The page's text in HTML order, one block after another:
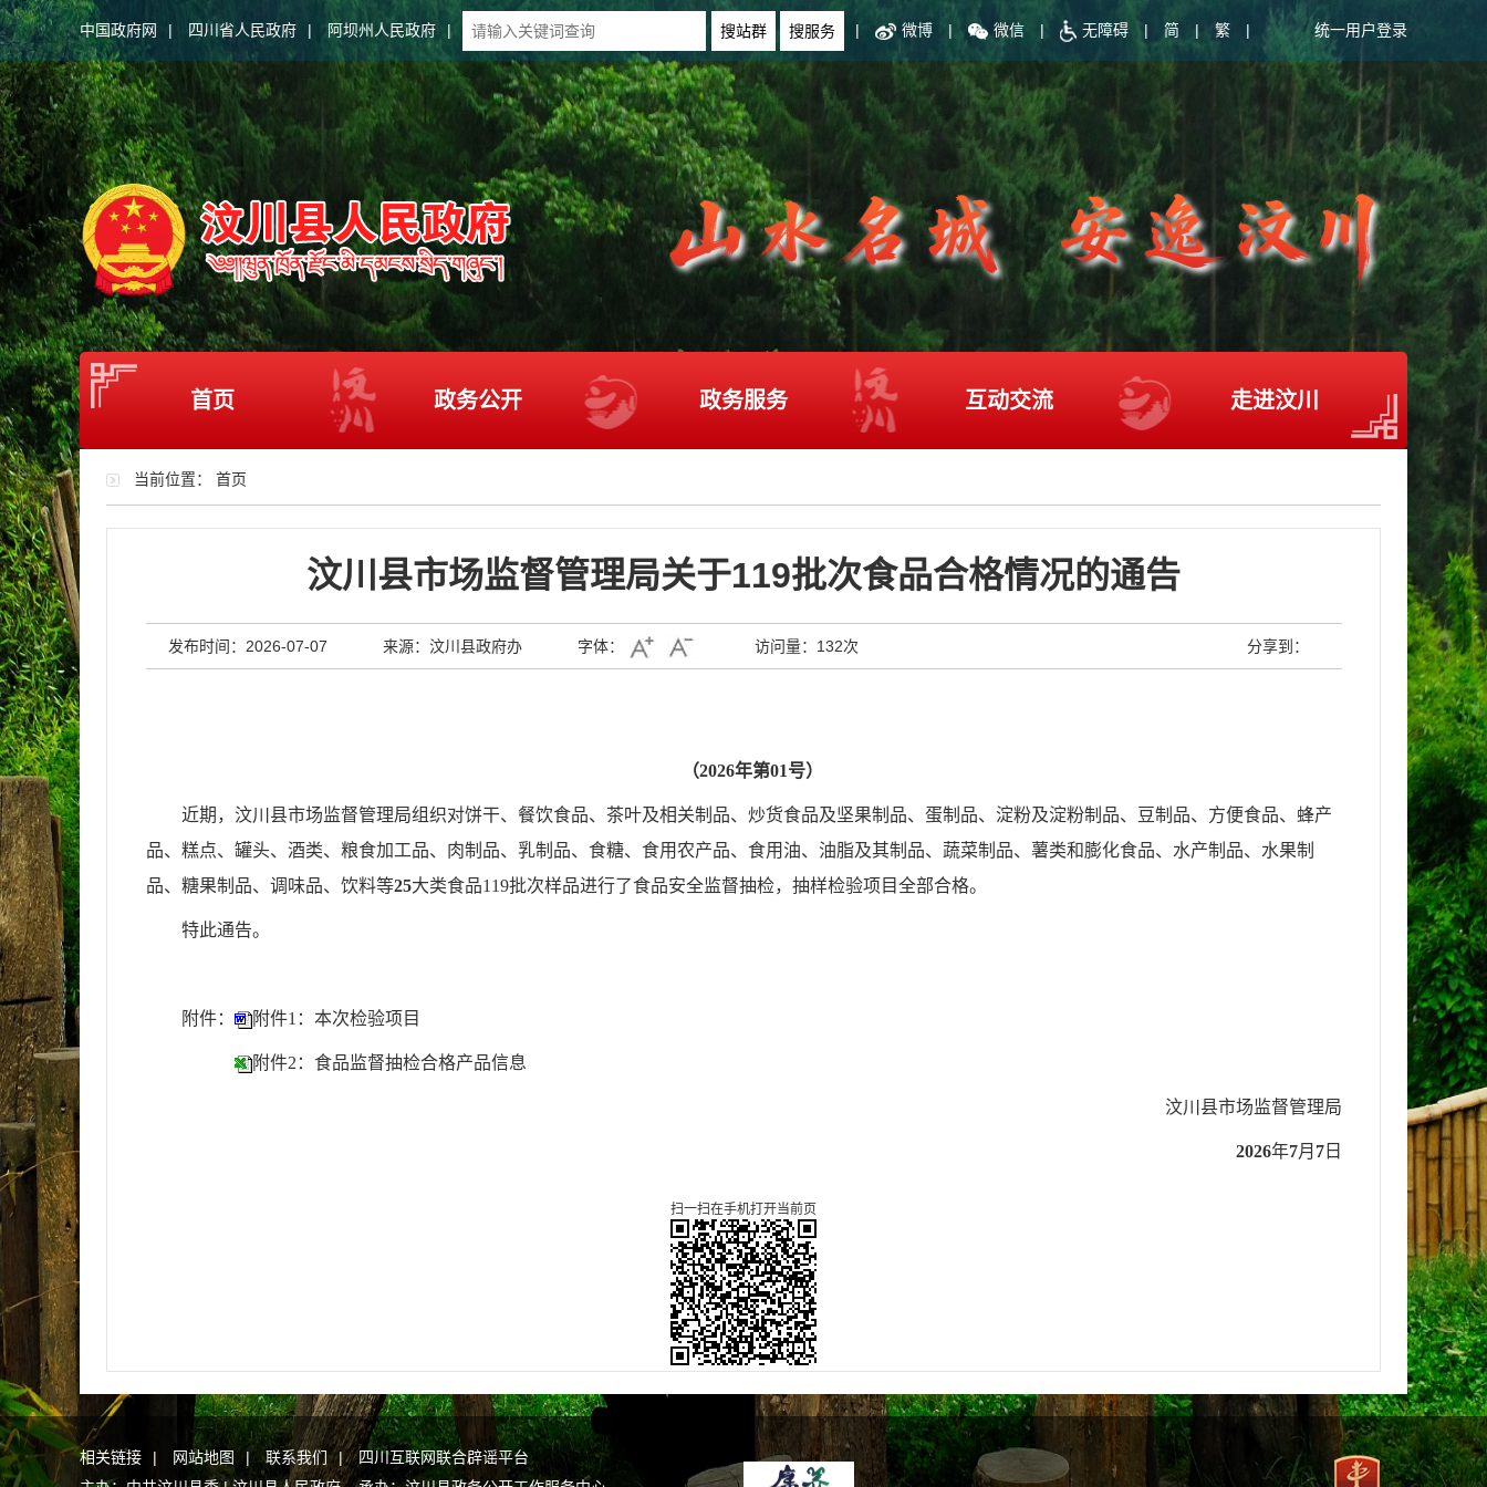
中国政府网 | 四川省人民政府 | 阿坝州人民政府 | | 微博 | 微信 | 无障碍 | 简 | 繁 | 统一用户登录
首页 政务公开 政务服务 互动交流 走进汶川
当前位置： 首页
汶川县市场监督管理局关于119批次食品合格情况的通告
发布时间：2026-07-07 来源：汶川县政府办 字体： 访问量： 132次 分享到：
（2026年第01号）
近期，汶川县市场监督管理局组织对饼干、 餐饮食品、 茶叶及相关制品、 炒货食品及坚果制品、 蛋制品、 淀粉及淀粉制品、 豆制品、 方便食品、 蜂产
品、 糕点、 罐头、 酒类、 粮食加工品、 肉制品、 乳制品、 食糖、 食用农产品、 食用油、油脂及其制品、 蔬菜制品、 薯类和膨化食品、 水产制品、 水果制
品、 糖果制品、 调味品、 饮料等25大类食品119批次样品进行了食品安全监督抽检，抽样检验项目全部合格。
特此通告。
附件： 附件1：本次检验项目
附件2：食品监督抽检合格产品信息
汶川县市场监督管理局
2026年7月 7日
扫一扫在手机打开当前页
相关链接 | 网站地图 | 联系我们 |
四川互联网联合辟谣平台